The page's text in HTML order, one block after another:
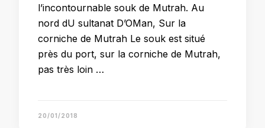
l’incontournable souk de Mutrah. Au
nord dU sultanat D’OMan, Sur la
corniche de Mutrah Le souk est situé
près du port, sur la corniche de Mutrah,
pas très loin …
20/01/2018